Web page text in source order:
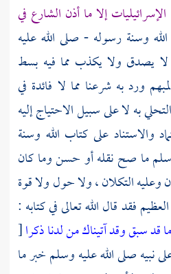
إلا ما أذن الشارع في
وسنة رسوله - صلى الله عليه
يصدق ولا يكذب مما فيه بسط
ورد به شرعنا مما لا فائدة في
به لا على سبيل الاحتياج إليه
والاستناد على كتاب الله وسنة
ما صح نقله أو حسن وما كان
وعليه التكلان ، ولا حول ولا قوة
فقد قال الله تعالى في كتابه :
سبق وقد آتيناك من لدنا ذكرا[
على نبيه صلى الله عليه وسلم خبر ما